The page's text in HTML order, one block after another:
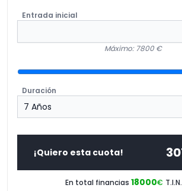
[494]Calefacción de los asientos
[4VF]Mini experience
[5AS]
[5DM]Asistente de estacionamiento
Entrada inicial
Máximo: 7800 €
Duración
¡Quiero esta cuota!
En total financias 18000€